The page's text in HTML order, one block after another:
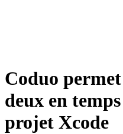
Coduo
deux en
projet Xcode